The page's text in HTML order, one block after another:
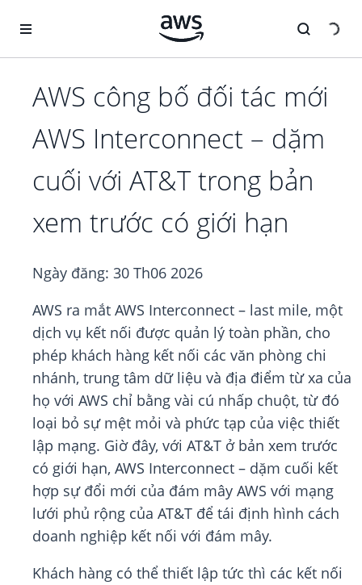
AWS công bố đối tác mới
AWS Interconnect – dặm
cuối với AT&T trong bản
xem trước có giới hạn
Ngày đăng: 30 Th06 2026
AWS ra mắt AWS Interconnect – last mile, một
dịch vụ kết nối được quản lý toàn phần, cho
phép khách hàng kết nối các văn phòng chi
nhánh, trung tâm dữ liệu và địa điểm từ xa của
họ với AWS chỉ bằng vài cú nhấp chuột, từ đó
loại bỏ sự mệt mỏi và phức tạp của việc thiết
lập mạng. Giờ đây, với AT&T ở bản xem trước
có giới hạn, AWS Interconnect – dặm cuối kết
hợp sự đổi mới của đám mây AWS với mạng
lưới phủ rộng của AT&T để tái định hình cách
doanh nghiệp kết nối với đám mây.
Khách hàng có thể thiết lập tức thì các kết nối